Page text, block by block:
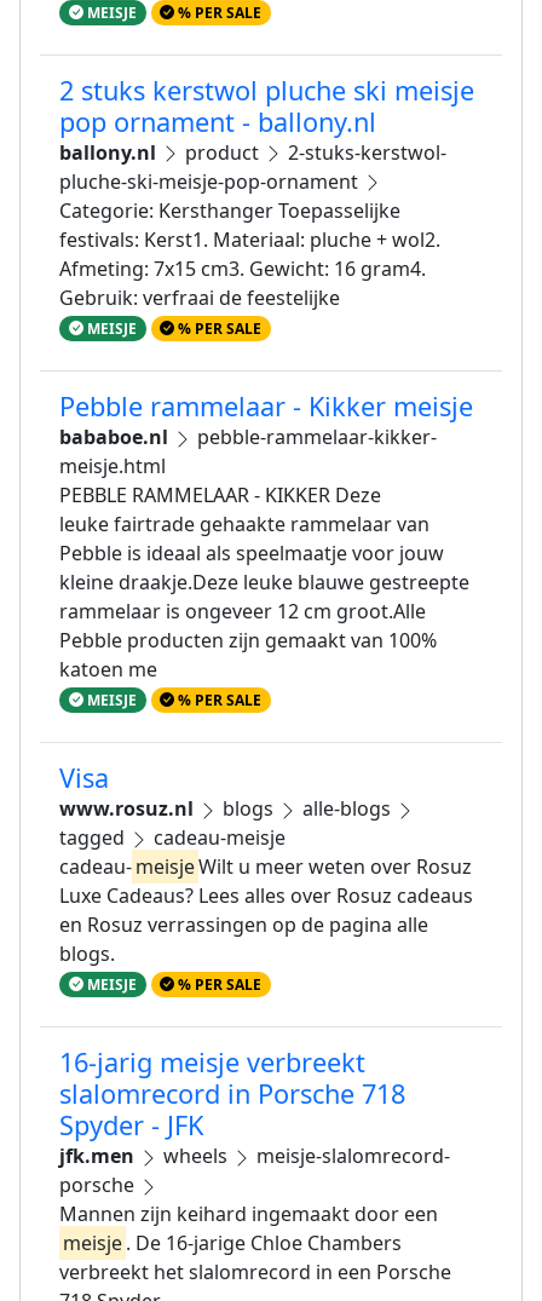
MEISJE % PER SALE
2 stuks kerstwol pluche ski meisje
pop ornament - ballony.nl
ballony.nl product
2-stuks-kerstwol-
pluche-ski-meisje-pop-ornament
Categorie: Kersthanger Toepasselijke
festivals: Kerst1. Materiaal: pluche + wol2.
Afmeting: 7x15 cm3. Gewicht: 16 gram4.
Gebruik: verfraai de feestelijke
MEISJE % PER SALE
Pebble rammelaar - Kikker meisje
bababoe.nl
pebble-rammelaar-kikker-
meisje.html
PEBBLE RAMMELAAR - KIKKER Deze
leuke fairtrade gehaakte rammelaar van
Pebble is ideaal als speelmaatje voor jouw
kleine draakje.Deze leuke blauwe gestreepte
rammelaar is ongeveer 12 cm groot.Alle
Pebble producten zijn gemaakt van 100%
katoen me
MEISJE % PER SALE
Visa
www.rosuz.nl blogs
alle-blogs
tagged
cadeau-meisje
cadeau-meisjeWilt u meer weten over Rosuz
Luxe Cadeaus? Lees alles over Rosuz cadeaus
en Rosuz verrassingen op de pagina alle
blogs.
MEISJE % PER SALE
16-jarig meisje verbreekt
slalomrecord in Porsche 718
Spyder - JFK
jfk.men wheels
meisje-slalomrecord-
porsche
Mannen zijn keihard ingemaakt door een
meisje. De 16-jarige Chloe Chambers
verbreekt het slalomrecord in een Porsche